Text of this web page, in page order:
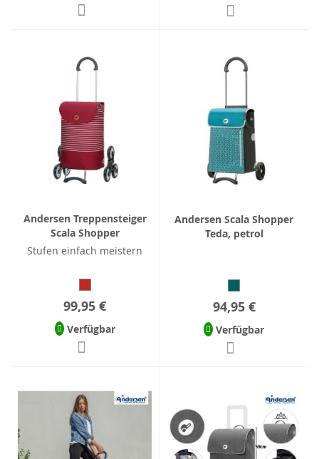
Andersen Treppensteiger
Scala Shopper
Stufen einfach meistern
99,95 €
Verfügbar
Andersen Scala Shopper
Teda, petrol
94,95 €
Verfügbar